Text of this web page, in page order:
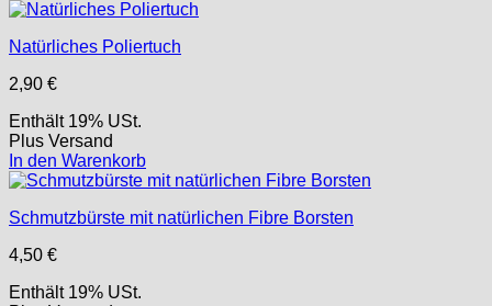
Natürliches Poliertuch
2,90 €
Enthält 19% USt.
Plus Versand
In den Warenkorb
Schmutzbürste mit natürlichen Fibre Borsten
4,50 €
Enthält 19% USt.